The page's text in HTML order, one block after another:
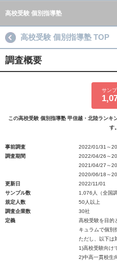
高校受験 個別指導塾
高校受験 個別指導塾 TOP
調査概要
サン
この高校受験 個別指導塾 甲信越・北陸ランキ
す。
事前調査
2022/01/31～
調査期間
2022/04/26～
2021/04/27～
2020/06/18～
更新日
2022/11/01
サンプル数
1,076人（全国
規定人数
50人以上
調査企業数
30社
定義
高校受験を目的
キュラムで個別
ただし、以下は
1)高校受験向け
2)中高一貫校生